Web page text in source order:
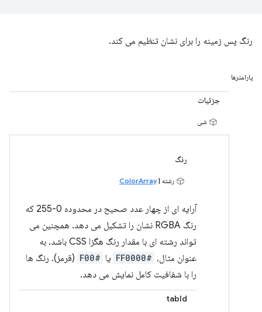
رنگ پس زمینه را برای نشان تنظیم می کند.
پارامترها
جزئیات
شی
رنگ
رشته |ColorArray
آرایه ای از چهار عدد صحیح در محدوده 0-255 که
رنگ RGBA نشان را تشکیل می دهد. همچنین می
تواند رشته ای با مقدار رنگ هگزا CSS باشد. به
عنوان مثال، #FF0000 یا #F00
(قرمز). رنگ ها
را با شفافیت کامل نمایش می دهد.
tabId